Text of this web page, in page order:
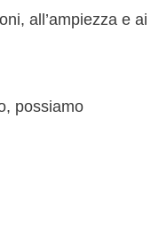
all’ampiezza e ai
possiamo